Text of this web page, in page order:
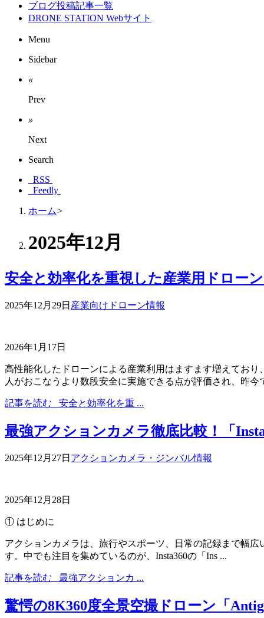
ブログ投稿記事一覧
DRONE STATION Webサイト
Menu
Sidebar
«
Prev
»
Next
Search
RSS
Feedly
ホーム>
2025年12月
安全と効率化を重視した産業用ドロー
2025年12月29日 産業向けドローン情報
2026年1月17日
高性能化したドローンによる産業利用はますます増えてお
人がおこなうより数段安全に実施できる点が評価され、昨今
記事を読む 安全と効率化を重 ...
最強アクションカメラ徹底比較！「
2025年12月27日 アクションカメラ・ジンバル情報
2025年12月28日
① はじめに
アクションカメラは、旅行やスポーツ、日常の記録まで幅
す。中でも注目を集めているのが、Insta360の「Ins ...
記事を読む 最強アクションカ ...
驚愕の8K360度全景空撮ドローン「